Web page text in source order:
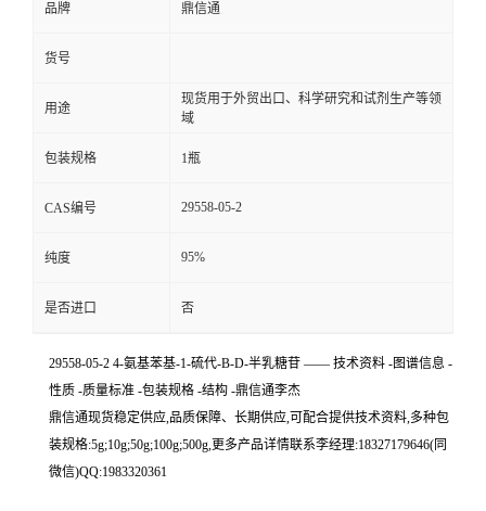
品牌 鼎信通
货号
用途
现货用于外贸出口、科学研究和试剂生产等领
域
包装规格 1瓶
CAS编号 29558-05-2
纯度 95%
是否进口 否
29558-05-2 4-氨基苯基-1-硫代-Β-D-半乳糖苷 —— 技术资料 -图谱信息 -
性质 -质量标准 -包装规格 -结构 -鼎信通李杰
鼎信通现货稳定供应,品质保障、长期供应,可配合提供技术资料,多种包
装规格:5g;10g;50g;100g;500g,更多产品详情联系李经理:18327179646(同
微信)QQ:1983320361